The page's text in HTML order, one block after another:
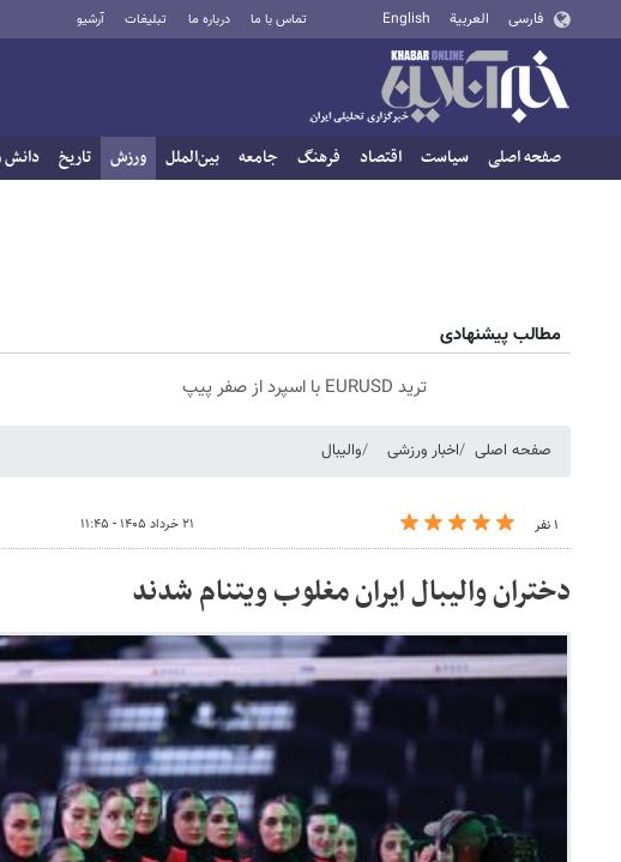
فارسی العربية English تماس با ما درباره ما تبلیغات آرشیو
صفحه اصلی سیاست اقتصاد فرهنگ جامعه بین‌الملل ورزش تاریخ دانش
مطالب پیشنهادی
ترید EURUSD با اسپرد از صفر پیپ
صفحه اصلی اخبار ورزشی والیبال
۱ نفر ۲۱ خرداد ۱۴۰۵ - ۱۱:۴۵
دختران والیبال ایران مغلوب ویتنام شدند